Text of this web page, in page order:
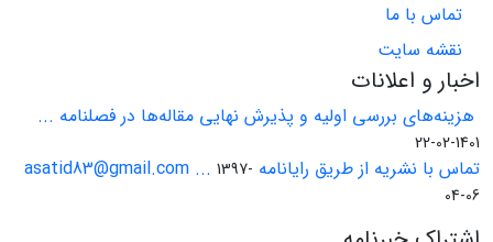
تماس با ما
نقشه سایت
اخبار و اعلانات
هزینه‌های بررسی اولیه و پذیرش نهایی مقاله‌ها در فصلنامه ...
1401-02-22
تماس با نشریه از طریق رایانامه asatid83@gmail.com ... 1397-
04-06